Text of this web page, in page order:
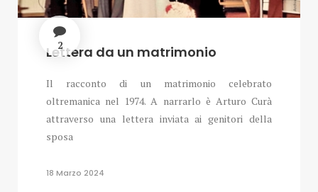
2
Lettera da un matrimonio
Il racconto di un matrimonio celebrato
oltremanica nel 1974. A narrarlo è Arturo Curà
attraverso una lettera inviata ai genitori della
sposa
18 Marzo 2024